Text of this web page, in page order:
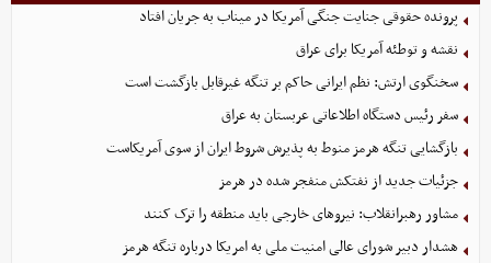
پرونده حقوقی جنایت جنگی آمریکا در میناب به جریان افتاد
نقشه و توطئه آمریکا برای عراق
سخنگوی ارتش: نظم ایرانی حاکم بر تنگه غیرقابل بازگشت است
سفر رئیس دستگاه اطلاعاتی عربستان به عراق
بازگشایی تنگه هرمز منوط به پذیرش شروط ایران از سوی آمریکاست
جزئیات جدید از نفتکش منفجر شده در هرمز
مشاور رهبرانقلاب: نیروهای خارجی باید منطقه را ترک کنند
هشدار دبیر شورای عالی امنیت ملی به امریکا درباره تنگه هرمز